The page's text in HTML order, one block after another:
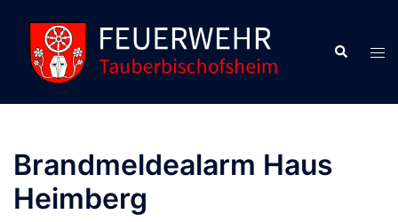
Inhalt
springen
Suche
Brandmeldealarm Haus
Heimberg